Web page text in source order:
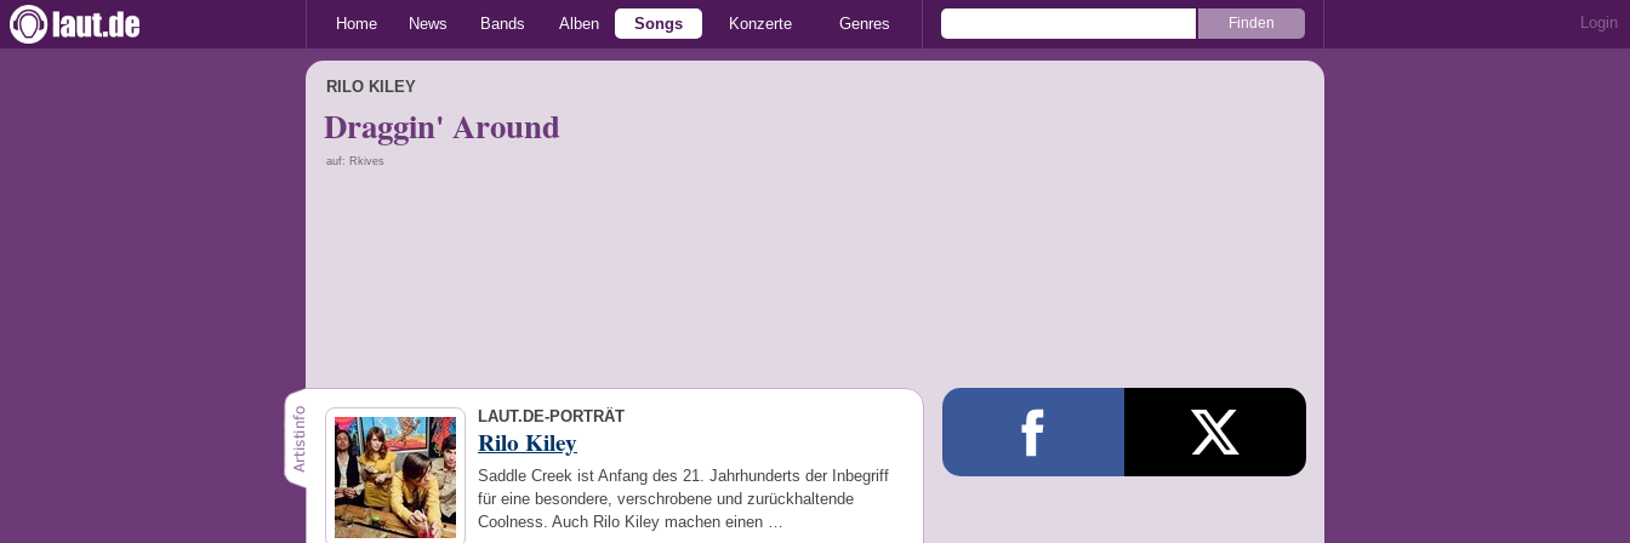
Home News Bands Alben Songs Konzerte Genres Login
RILO KILEY
Draggin' Around
auf: Rkives
LAUT.DE-PORTRÄT
Rilo Kiley
Saddle Creek ist Anfang des 21. Jahrhunderts der Inbegriff
für eine besondere, verschrobene und zurückhaltende
Coolness. Auch Rilo Kiley machen einen …